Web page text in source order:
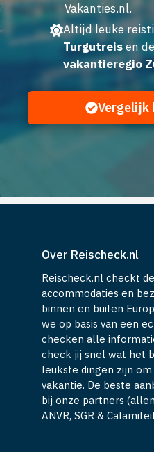
Vakanties.nl.
Altijd leuke
Turgutreisen
vakantieregio
Vergelijk
Over Reischeck.nl
Reischeck.nl checkt
accommodaties en
binnen en buiten
we op basis van een
checken alle
check jij snel wat het
leukste dingen zijn
vakantie. De beste
bij onze partners
ANVR, SGR &